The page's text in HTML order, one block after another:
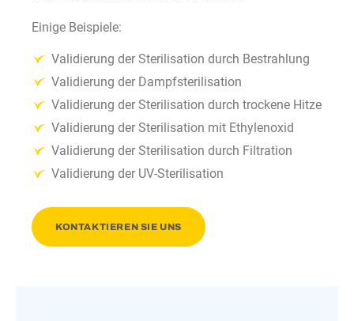
Einige Beispiele:
Validierung der Sterilisation durch Bestrahlung
Validierung der Dampfsterilisation
Validierung der Sterilisation durch trockene Hitze
Validierung der Sterilisation mit Ethylenoxid
Validierung der Sterilisation durch Filtration
Validierung der UV-Sterilisation
KONTAKTIEREN SIE UNS